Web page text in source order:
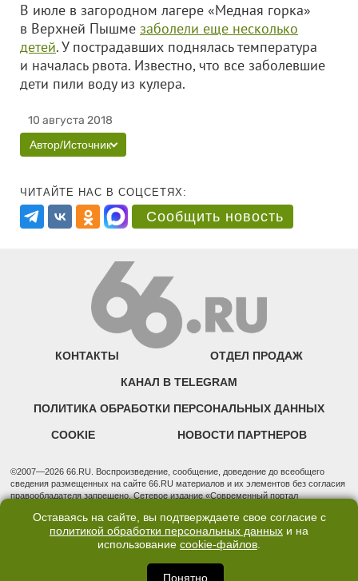
В июле в загородном лагере «Медная горка»
в Верхней Пышме заболели еще несколько
детей. У пострадавших поднялась температура
и началась рвота. Известно, что все заболевшие
дети пили воду из кулера.
10 августа 2018
Автор/Источник
ЧИТАЙТЕ НАС В СОЦСЕТЯХ:
Сообщить новость
КОНТАКТЫ ОТДЕЛ ПРОДАЖ
КАНАЛ В TELEGRAM
ПОЛИТИКА ОБРАБОТКИ ПЕРСОНАЛЬНЫХ ДАННЫХ
COOKIE НОВОСТИ ПАРТНЕРОВ
©2007—2026 66.RU. Воспроизведение, сообщение, доведение до всеобщего
сведения размещенных на сайте 66.RU материалов и их элементов без согласия
правообладателя запрещено. Сетевое издание «Современный портал
надзору в сфере связи, информационных технологий и массовых коммуникаций
(Роскомнадзор). Регистрационный номер ЭЛ № ФС 77 - 76634 от 02.09.2019
Учредитель: Общество с ограниченной ответственностью "66.ру". Юридический
3, оф. 7015 Фактический адрес редакции и отдела продаж: 620014, Свердловская
Оставаясь на сайте, вы подтверждаете свое согласие с
политикой обработки персональных данных и на
использование cookie-файлов.
Понятно